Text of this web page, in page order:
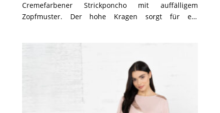
Cremefarbener Strickponcho mit auffälligem
Zopfmuster. Der hohe Kragen sorgt für ein
Kontrast und betonen die Silhouette. Abgerundet
wird das Ensemble durch kniehohe, schwarze Stiefel,
die dem Look eine moderne und zugleich robuste
Note verleihen – ideal für modische Wintertage in